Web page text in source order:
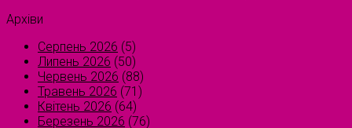
Архіви
Серпень 2026 (5)
Липень 2026 (50)
Червень 2026 (88)
Травень 2026 (71)
Квітень 2026 (64)
Березень 2026 (76)